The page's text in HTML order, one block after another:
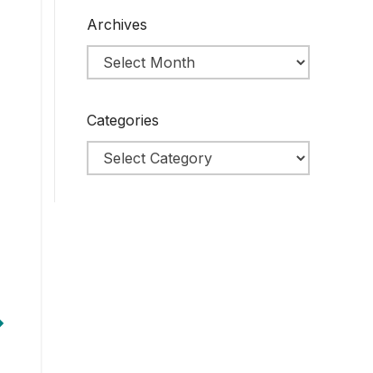
Archives
Categories